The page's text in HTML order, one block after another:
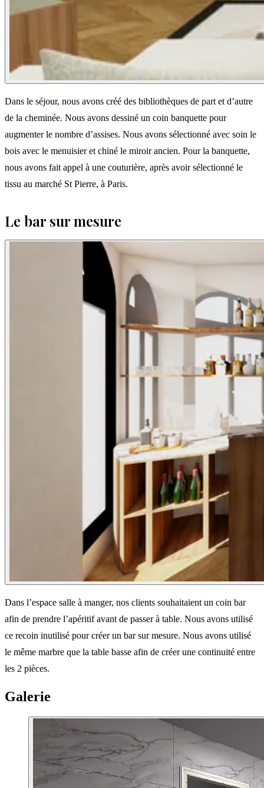
Dans le séjour, nous avons créé des bibliothèques de part et d’autre
de la cheminée. Nous avons dessiné un coin banquette pour
augmenter le nombre d’assises. Nous avons sélectionné avec soin le
bois avec le menuisier et chiné le miroir ancien. Pour la banquette,
nous avons fait appel à une couturière, après avoir sélectionné le
tissu au marché St Pierre, à Paris.
Le bar sur mesure
Dans l’espace salle à manger, nos clients souhaitaient un coin bar
afin de prendre l’apéritif avant de passer à table. Nous avons utilisé
ce recoin inutilisé pour créer un bar sur mesure. Nous avons utilisé
le même marbre que la table basse afin de créer une continuité entre
les 2 pièces.
Galerie